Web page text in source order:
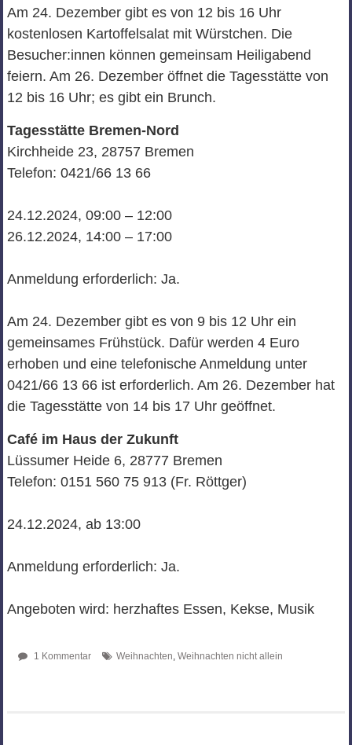
Am 24. Dezember gibt es von 12 bis 16 Uhr
kostenlosen Kartoffelsalat mit Würstchen. Die
Besucher:innen können gemeinsam Heiligabend
feiern. Am 26. Dezember öffnet die Tagesstätte von
12 bis 16 Uhr; es gibt ein Brunch.
Tagesstätte Bremen-Nord
Kirchheide 23, 28757 Bremen
Telefon: 0421/66 13 66
24.12.2024, 09:00 – 12:00
26.12.2024, 14:00 – 17:00
Anmeldung erforderlich: Ja.
Am 24. Dezember gibt es von 9 bis 12 Uhr ein
gemeinsames Frühstück. Dafür werden 4 Euro
erhoben und eine telefonische Anmeldung unter
0421/66 13 66 ist erforderlich. Am 26. Dezember hat
die Tagesstätte von 14 bis 17 Uhr geöffnet.
Café im Haus der Zukunft
Lüssumer Heide 6, 28777 Bremen
Telefon: 0151 560 75 913 (Fr. Röttger)
24.12.2024, ab 13:00
Anmeldung erforderlich: Ja.
Angeboten wird: herzhaftes Essen, Kekse, Musik
1 Kommentar Weihnachten, Weihnachten nicht allein